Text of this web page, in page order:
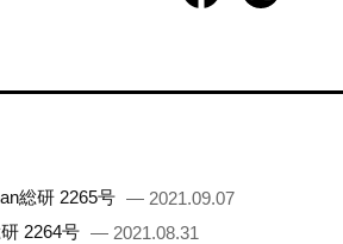
総研 2265号 — 2021.09.07
2264号 — 2021.08.31